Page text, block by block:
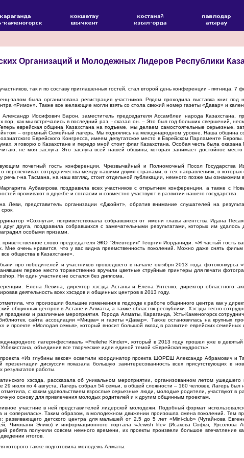
Организаций и Молодежных Лидеров Республики
так и по составу приглашенных гостей, стал второй день конференции - пятница, 7
залом была организована регистрация участников. Рядом проходила выставка книг
«Римон». Также все желающие могли взять со стола свежий номер газеты «Давар» и
Иосифович Барон, заместитель председателя Ассамблеи народа Казахстана,
пор, как мы встречались в последний раз, - сказал он. – Это был год больших свершений,
еврейская община Казахстана на подъеме, мы делаем самостоятельные серьезные,
– огромный Семейный лагерь. Мы поднялись на международном уровне. Наша община
Еврейского Конгресса, имеем депутатское место в Еврейском Парламенте
я говорю о Казахстане и передо мной стоит флаг Казахстана. Особая честь была оказана
не моя заслуга. Это заслуга всей нашей общины, которая занимает достойное
почетный гость конференции, Чрезвычайный и Полномочный Посол Государства
перспективах сотрудничества между нашими двумя странами, о тех направлениях, в
речь г-на Тасмана, на наш взгляд, стоит отдельной публикации, немного позже мы ознакомим
Аубакирова поздравила всех участников с открытием конференции, а также с
проживают в дружбе и согласии и совместно участвуют в развитии нашего государства.
Леви, представитель организации «Джойнт», обратив внимание слушателей на
«Сохнута», поприветствовала собравшихся от имени главы агентства Идана
друга, поздравила собравшихся с замечательными результатами, которых им удалось
особыми призами.
слово председателя ЭКО "Элевтерия" Георгия Иорданиди. «Я частый гость
Мне очень нравится, что у вас видна преемственность поколений. Можно даже снять фильм
общества в Казахстане».
про победителей и участников прошедшего в начале октября 2013 года
первое место торжественно вручили цветные струйные принтеры для печати
Ни один участник не остался без диплома.
Елена Левина, директор хэсэда Астаны и Елена Унтенко, директор областного
деятельность всех хэсэдов и общинных центров в 2013 году.
что произошли большие изменения в подходе к работе общинного центра как у
общинных центров в Астане и Алматы, а также областях республики. Хэсэды тесно
праздники и различные мероприятия. Города Алматы, Караганда, Усть-Каменогорск
сайта ассоциации «Мицва» и газеты «Давар». Также остановилась на крупных
проекте «Молодая семья», который вносит большой вклад в развитие еврейских семейных
лагеря-фестиваль «Freilehe Kinder», который в 2013 году прошел уже в
объединив все творческие идеи единой темой «Еврейская мудрость».
«Из глубины веков» осветили координатор проекта ШОРЕШ Александр Абрамович и
дискуссия показала большую заинтересованность всех присутствующих в
результатов работы.
хэсэда, рассказала об уникальном мероприятии, организованном летом
29 июля по 4 августа. Лагерь собрал 54 семьи, в общей сложности – 160 человек. Лагерь был
с каким удовольствием взрослые серьезные люди, молодые родители, участвуют в
основу для привлечения молодых родителей и к другим общинным проектам.
участние в ней представителей лидерской молодежи. Подобный формат
и «оперилась». Таким образом, в молодежном движении произошла смена поколений. Тем
развивающего детского центра для малышей от 2,5 до 5 лет «Mini-club» (Чугайнова
Чиковани Элико) и информационного портала «Jewish life» (Исакова Софья, Урсолова
ребята получили совсем немного времени, их проекты произвели большое впечатление
итогов.
которого также подготовила молодежь Алматы.